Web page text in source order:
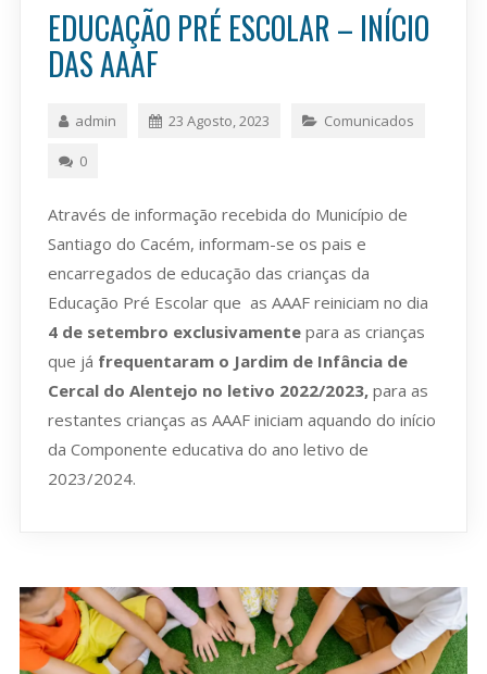
EDUCAÇÃO PRÉ ESCOLAR – INÍCIO
DAS AAAF
admin 23 Agosto, 2023 Comunicados
0
Através de informação recebida do Município de
Santiago do Cacém, informam-se os pais e
encarregados de educação das crianças da
Educação Pré Escolar que as AAAF reiniciam no dia
4 de setembro exclusivamentepara as crianças
que já frequentaram o Jardim de Infância de
Cercal do Alentejo no letivo 2022/2023,para as
restantes crianças as AAAF iniciam aquando do início
da Componente educativa do ano letivo de
2023/2024.